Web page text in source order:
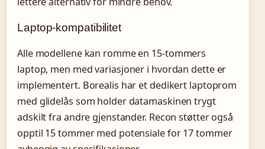
Laptop-kompatibilitet
Alle modellene kan romme en 15-tommers
laptop, men med variasjoner i hvordan dette er
implementert. Borealis har et dedikert laptoprom
med glidelås som holder datamaskinen trygt
adskilt fra andre gjenstander. Recon støtter også
opptil 15 tommer med potensiale for 17 tommer